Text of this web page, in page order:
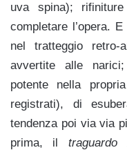
uva spina);
completare l’opera.
nel tratteggio
avvertite alle
potente nella
registrati), di
tendenza poi via via
prima, il traguardo